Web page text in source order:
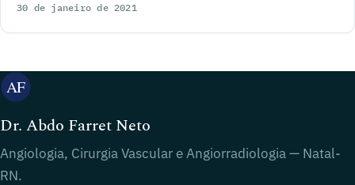
30 de janeiro de 2021
Dr. Abdo Farret Neto
Angiologia, Cirurgia Vascular e Angiorradiologia — Natal-
RN.